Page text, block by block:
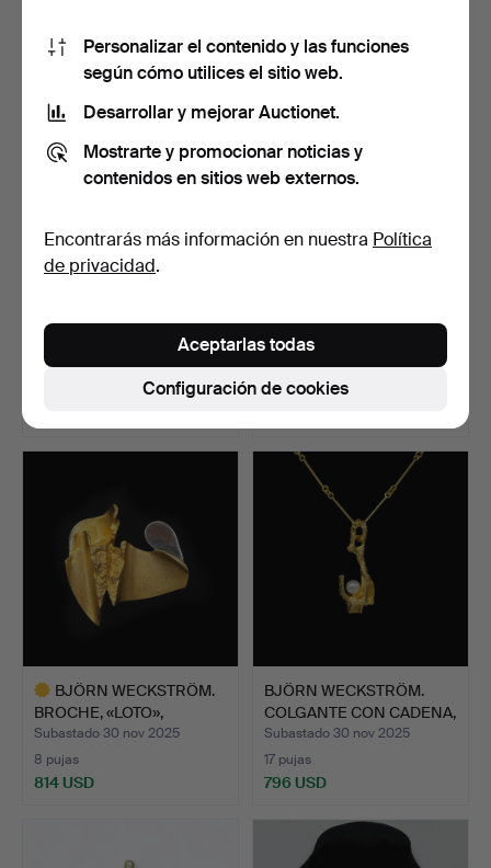
1.424 USD 1.009 USD
STAFFAN SANDBERG.
ANILLO, «ANÉMONA
MARINA».
Subastado 30 nov 2025
STAFFAN SANDBERG.
ANILLO, «ANÉMONA
MARINA».
Subastado 30 nov 2025
10 pujas
BJÖRN WECKSTRÖM.
BROCHE, «LOTO»,
LAPONIA.
Subastado 30 nov 2025
8 pujas
814 USD
BJÖRN WECKSTRÖM.
COLGANTE CON CADENA,
«EN …
Subastado 30 nov 2025
17 pujas
796 USD
Personalizar el contenido y las funciones
según cómo utilices el sitio web.
Desarrollar y mejorar Auctionet.
Mostrarte y promocionar noticias y
contenidos en sitios web externos.
Encontrarás más información en nuestra Política
de privacidad.
Configuración de cookies
Aceptarlas todas